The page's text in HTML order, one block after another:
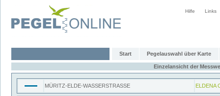
Hilfe Links
Start Pegelauswahl über Karte
Einzelansicht der
MÜRITZ-ELDE-WASSERSTRASSE ELDENA